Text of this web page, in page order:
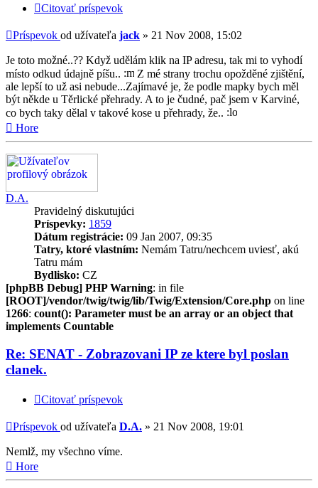
Citovať príspevok
Príspevok od užívateľa jack » 21 Nov 2008, 15:02
Je toto možné..?? Když udělám klik na IP adresu, tak mi to vyhodí
místo odkud údajně píšu..
Z mé strany trochu opožděné zjištění,
ale lepší to už asi nebude...Zajímavé je, že podle mapky bych měl
být někde u Těrlické přehrady. A to je čudné, pač jsem v Karviné,
co bych taky dělal v takové kose u přehrady, že..
Hore
D.A.
Pravidelný diskutujúci
Príspevky: 1859
Dátum registrácie: 09 Jan 2007, 09:35
Tatry, ktoré vlastním: Nemám Tatru/nechcem uviesť, akú
Tatru mám
Bydlisko: CZ
[phpBB Debug] PHP Warning: in file
[ROOT]/vendor/twig/twig/lib/Twig/Extension/Core.php on line
1266: count(): Parameter must be an array or an object that
implements Countable
Re: SENAT - Zobrazovani IP ze ktere byl poslan
clanek.
Citovať príspevok
Príspevok od užívateľa D.A. » 21 Nov 2008, 19:01
Nemlž, my všechno víme.
Hore